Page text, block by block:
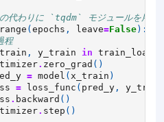
わりに `tqdm` モジュールを用い
(epochs , leave=False):
程
, y_train in train_loader
. zero_grad ()
= model ( x_train )
= loss_func ( pred_y ,
y_train
. backward ()
. step ()